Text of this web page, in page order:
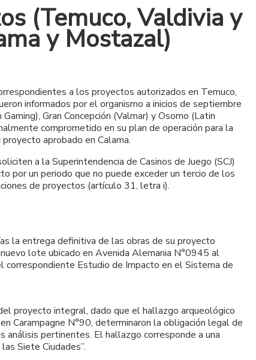
(Temuco, Valdivia y
y Mostazal)
a los proyectos autorizados en Temuco,
informados por el organismo a inicios de septiembre
Gran Concepción (Valmar) y Osorno (Latin
comprometido en su plan de operación para la
aprobado en Calama.
a la Superintendencia de Casinos de Juego (SCJ)
por un periodo que no puede exceder un tercio de los
de proyectos (artículo 31, letra i).
la entrega definitiva de las obras de su proyecto
lote ubicado en Avenida Alemania N°0945 al
Estudio de Impacto en el Sistema de
proyecto integral, dado que el hallazgo arqueológico
Carampagne N°90, determinaron la obligación legal de
análisis pertinentes. El hallazgo corresponde a una
Siete Ciudades”.